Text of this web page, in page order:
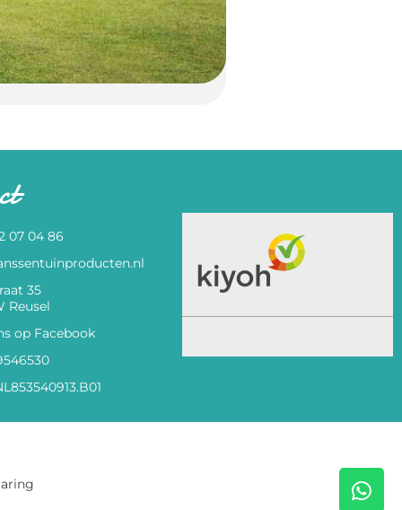
07 04 86
35
Reusel
op Facebook